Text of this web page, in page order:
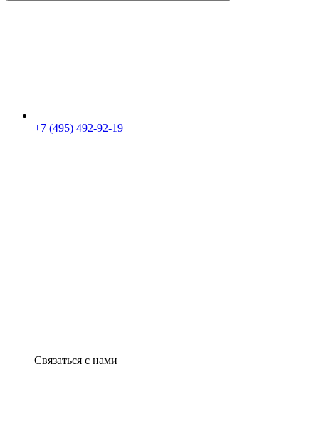
+7 (495) 492-92-19
Связаться с нами